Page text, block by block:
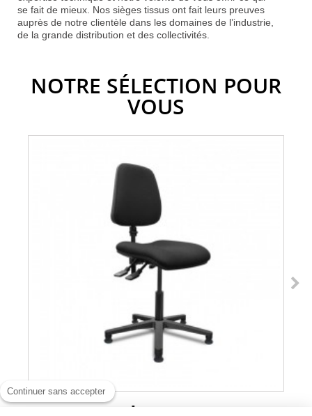
se fait de mieux. Nos sièges tissus ont fait leurs preuves
auprès de notre clientèle dans les domaines de l’industrie,
de la grande distribution et des collectivités.
NOTRE SÉLECTION POUR
VOUS
Continuer sans accepter